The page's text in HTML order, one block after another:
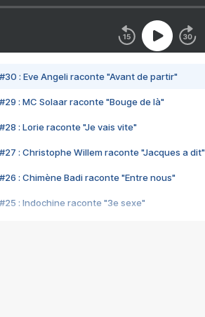
#30 : Eve Angeli raconte "Avant de partir"
#29 : MC Solaar raconte "Bouge de là"
#28 : Lorie raconte "Je vais vite"
#27 : Christophe Willem raconte "Jacques a dit"
#26 : Chimène Badi raconte "Entre nous"
#25 : Indochine raconte "3e sexe"